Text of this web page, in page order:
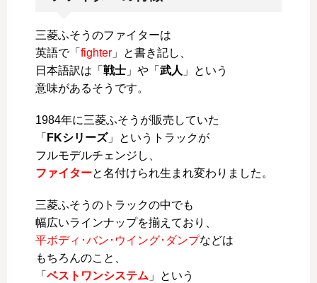
三菱ふそうのファイターは
英語で「 fighter 」と書き記し、
日本語訳は「 戦士 」や「 武人 」という
意味があるそうです。
1984年に三菱ふそうが販売していた
「 FKシリーズ」というトラックが
フルモデルチェンジし、
ファイターと名付けられ生まれ変わりました。
三菱ふそうのトラックの中でも
幅広いラインナップを揃えており、
平ボディ･バン･ウイング･ダンプなどは
もちろんのこと、
「 ベストワンシステム 」という